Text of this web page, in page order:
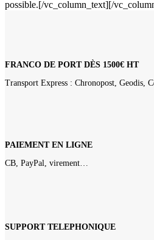
possible.[/vc_column_text][/
FRANCO DE PORT DÈS 1500€ HT
Transport Express : Chronopost, Geodis,
PAIEMENT EN LIGNE
CB, PayPal, virement…
SUPPORT TELEPHONIQUE